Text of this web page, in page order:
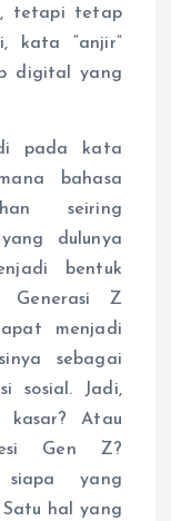
tetapi tetap
kata “anjir”
digital yang
pada kata
bahasa
seiring
dulunya
bentuk
Generasi Z
menjadi
sebagai
sosial. Jadi,
kasar? Atau
Gen Z?
siapa yang
hal yang